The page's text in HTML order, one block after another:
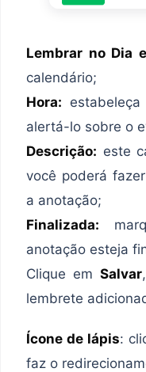
Lembrar no Dia
calendário;
Hora:
alertá-lo sobre o
Descrição: este
você poderá
a anotação;
Finalizada:
anotação esteja
Clique em Salvar
lembrete
Ícone de lápis:
faz o